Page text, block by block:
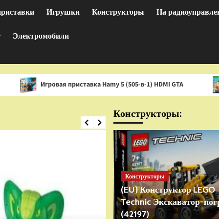
Игрушки Конструкторы На
Электромобили
Игровая приставка Hamy 5 (505-в-1) HDMI GTA Игра
Конструкторы:
Конструкторы
(EU) Конструктор LEGO
Technic Экскаватор-
(42197)